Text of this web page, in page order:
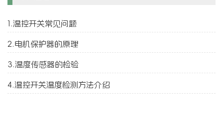
1.温控开关常见问题
2.电机保护器的原理
3.温度传感器的检验
4.温控开关温度检测方法介绍